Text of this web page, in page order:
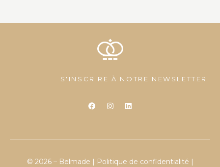
S'INSCRIRE À NOTRE NEWSLETTER
© 2026 – Belmade | Politique de confidentialité |